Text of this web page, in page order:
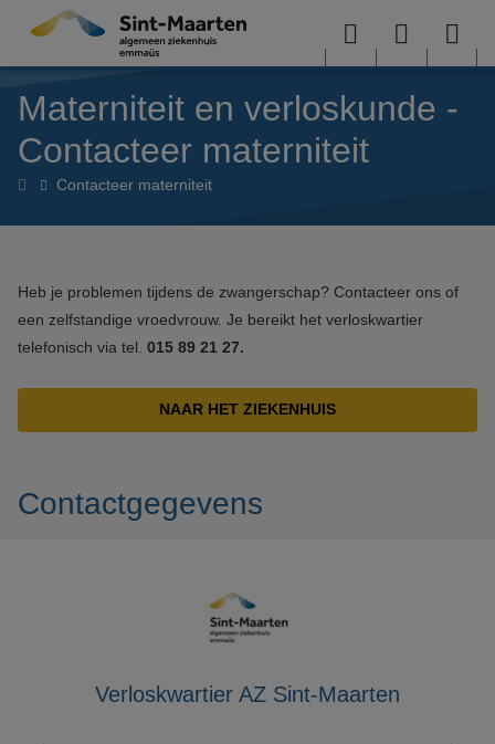
Overslaan en naar de inhoud gaan
Menu User
menu
Materniteit en verloskunde -
Contacteer materniteit
Materniteit
Contacteer materniteit
Heb je problemen tijdens de zwangerschap? Contacteer ons of
een zelfstandige vroedvrouw. Je bereikt het verloskwartier
telefonisch via tel. 015 89 21 27.
NAAR HET ZIEKENHUIS
Contactgegevens
Verloskwartier AZ Sint-Maarten